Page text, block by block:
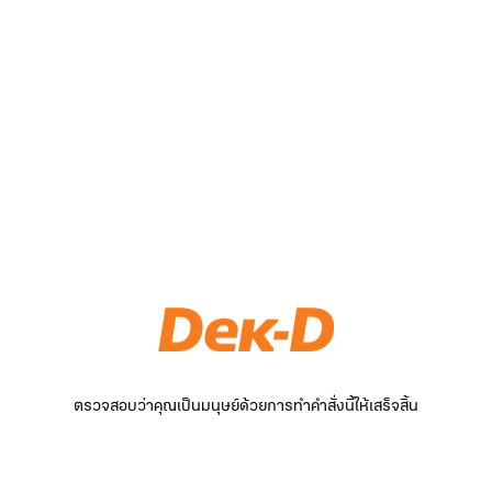
ตรวจสอบว่าคุณเป็นมนุษย์ด้วยการทำคำสั่งนี้ให้เสร็จสิ้น